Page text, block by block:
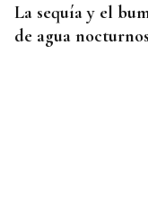
La sequía y el
de agua